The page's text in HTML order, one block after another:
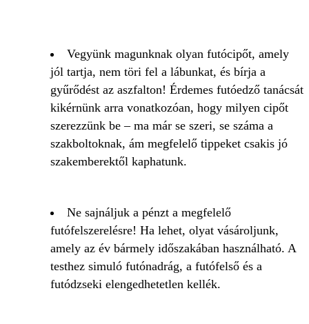
Vegyünk magunknak olyan futócipőt, amely
jól tartja, nem töri fel a lábunkat, és bírja a
gyűrődést az aszfalton! Érdemes futóedző tanácsát
kikérnünk arra vonatkozóan, hogy milyen cipőt
szerezzünk be – ma már se szeri, se száma a
szakboltoknak, ám megfelelő tippeket csakis jó
szakemberektől kaphatunk.
Ne sajnáljuk a pénzt a megfelelő
futófelszerelésre! Ha lehet, olyat vásároljunk,
amely az év bármely időszakában használható. A
testhez simuló futónadrág, a futófelső és a
futódzseki elengedhetetlen kellék.